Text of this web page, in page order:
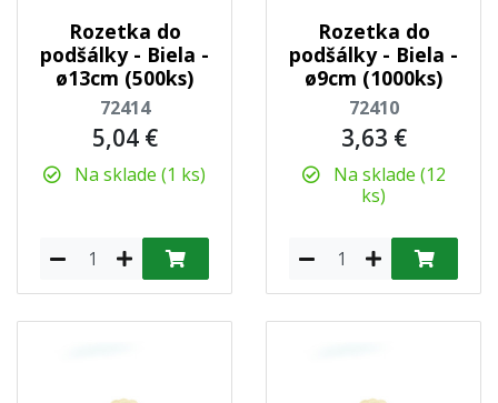
Rozetka do
podšálky - Biela -
ø13cm (500ks)
72414
5,04 €
Na sklade (1 ks)
Rozetka do
podšálky - Biela -
ø9cm (1000ks)
72410
3,63 €
Na sklade (12
ks)